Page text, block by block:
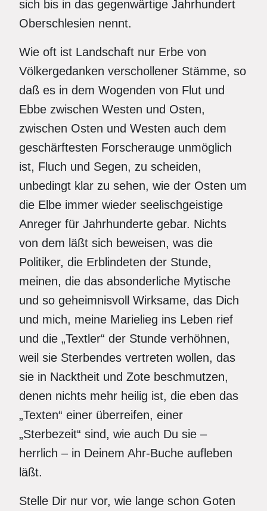
sich bis in das gegenwärtige Jahrhundert
Oberschlesien nennt.
Wie oft ist Landschaft nur Erbe von
Völkergedanken verschollener Stämme, so
daß es in dem Wogenden von Flut und
Ebbe zwischen Westen und Osten,
zwischen Osten und Westen auch dem
geschärftesten Forscherauge unmöglich
ist, Fluch und Segen, zu scheiden,
unbedingt klar zu sehen, wie der Osten um
die Elbe immer wieder seelischgeistige
Anreger für Jahrhunderte gebar. Nichts
von dem läßt sich beweisen, was die
Politiker, die Erblindeten der Stunde,
meinen, die das absonderliche Mytische
und so geheimnisvoll Wirksame, das Dich
und mich, meine Marielieg ins Leben rief
und die „Textler“ der Stunde verhöhnen,
weil sie Sterbendes vertreten wollen, das
sie in Nacktheit und Zote beschmutzen,
denen nichts mehr heilig ist, die eben das
„Texten“ einer überreifen, einer
„Sterbezeit“ sind, wie auch Du sie –
herrlich – in Deinem Ahr-Buche aufleben
läßt.
Stelle Dir nur vor, wie lange schon Goten